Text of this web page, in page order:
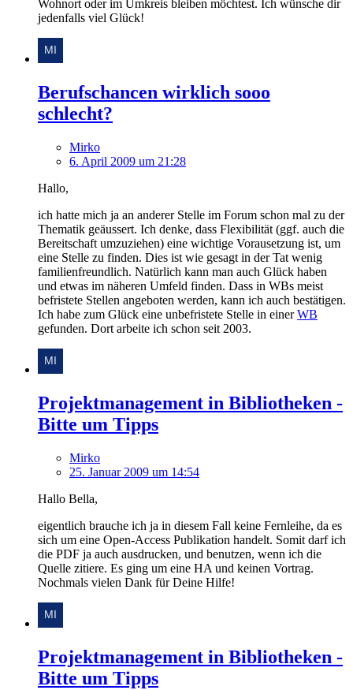
Wohnort oder im Umkreis bleiben möchtest. Ich wünsche dir
jedenfalls viel Glück!
Berufschancen wirklich sooo
schlecht?
Mirko
6. April 2009 um 21:28
Hallo,
ich hatte mich ja an anderer Stelle im Forum schon mal zu der
Thematik geäussert. Ich denke, dass Flexibilität (ggf. auch die
Bereitschaft umzuziehen) eine wichtige Vorausetzung ist, um
eine Stelle zu finden. Dies ist wie gesagt in der Tat wenig
familienfreundlich. Natürlich kann man auch Glück haben
und etwas im näheren Umfeld finden. Dass in WBs meist
befristete Stellen angeboten werden, kann ich auch bestätigen.
Ich habe zum Glück eine unbefristete Stelle in einerWB
gefunden. Dort arbeite ich schon seit 2003.
Projektmanagement in Bibliotheken -
Bitte um Tipps
Mirko
25. Januar 2009 um 14:54
Hallo Bella,
eigentlich brauche ich ja in diesem Fall keine Fernleihe, da es
sich um eine Open-Access Publikation handelt. Somit darf ich
die PDF ja auch ausdrucken, und benutzen, wenn ich die
Quelle zitiere. Es ging um eine HA und keinen Vortrag.
Nochmals vielen Dank für Deine Hilfe!
Projektmanagement in Bibliotheken -
Bitte um Tipps